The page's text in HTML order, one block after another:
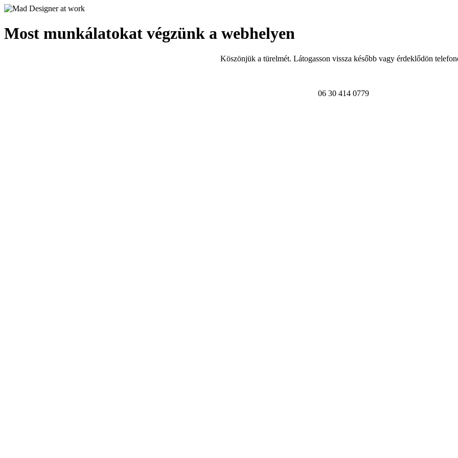
Most munkálatokat végzünk a webhelyen
Köszönjük a türelmét. Látogasson vissza később vagy érdeklődön
06 30 414 0779